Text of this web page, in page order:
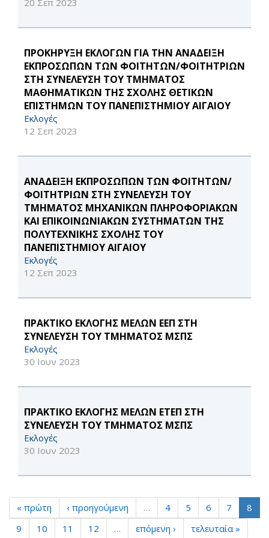
20 Σεπ 2023
ΠΡΟΚΗΡΥΞΗ ΕΚΛΟΓΩΝ ΓΙΑ ΤΗΝ ΑΝΑΔΕΙΞΗ
ΕΚΠΡΟΣΩΠΩΝ ΤΩΝ ΦΟΙΤΗΤΩΝ/ΦΟΙΤΗΤΡΙΩΝ
ΣΤΗ ΣΥΝΕΛΕΥΣΗ ΤΟΥ ΤΜΗΜΑΤΟΣ
ΜΑΘΗΜΑΤΙΚΩΝ ΤΗΣ ΣΧΟΛΗΣ ΘΕΤΙΚΩΝ
ΕΠΙΣΤΗΜΩΝ ΤΟΥ ΠΑΝΕΠΙΣΤΗΜΙΟΥ ΑΙΓΑΙΟΥ
Εκλογές
12 Σεπ 2023
ΑΝΑΔΕΙΞΗ ΕΚΠΡΟΣΩΠΩΝ ΤΩΝ ΦΟΙΤΗΤΩΝ/
ΦΟΙΤΗΤΡΙΩΝ ΣΤΗ ΣΥΝΕΛΕΥΣΗ ΤΟΥ
ΤΜΗΜΑΤΟΣ ΜΗΧΑΝΙΚΩΝ ΠΛΗΡΟΦΟΡΙΑΚΩΝ
ΚΑΙ ΕΠΙΚΟΙΝΩΝΙΑΚΩΝ ΣΥΣΤΗΜΑΤΩΝ ΤΗΣ
ΠΟΛΥΤΕΧΝΙΚΗΣ ΣΧΟΛΗΣ ΤΟΥ
ΠΑΝΕΠΙΣΤΗΜΙΟΥ ΑΙΓΑΙΟΥ
Εκλογές
12 Σεπ 2023
ΠΡΑΚΤΙΚΟ ΕΚΛΟΓΗΣ ΜΕΛΩΝ ΕΕΠ ΣΤΗ
ΣΥΝΕΛΕΥΣΗ ΤΟΥ ΤΜΗΜΑΤΟΣ ΜΣΠΣ
Εκλογές
30 Ιουν 2023
ΠΡΑΚΤΙΚΟ ΕΚΛΟΓΗΣ ΜΕΛΩΝ ΕΤΕΠ ΣΤΗ
ΣΥΝΕΛΕΥΣΗ ΤΟΥ ΤΜΗΜΑΤΟΣ ΜΣΠΣ
Εκλογές
30 Ιουν 2023
« πρώτη ‹ προηγούμενη … 4 5 6 7
8
9
10 11 12 … επόμενη › τελευταία »